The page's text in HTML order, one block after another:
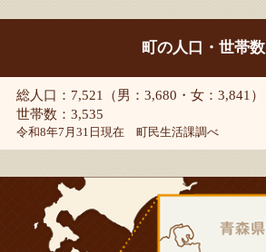
町の人口・世帯数
総人口：7,521（男：3,680・女：3,841）
世帯数：3,535
令和8年7月31日現在 町民生活課調べ